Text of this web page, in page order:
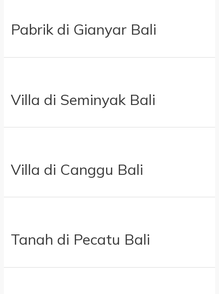
Pabrik di Gianyar Bali
Villa di Seminyak Bali
Villa di Canggu Bali
Tanah di Pecatu Bali